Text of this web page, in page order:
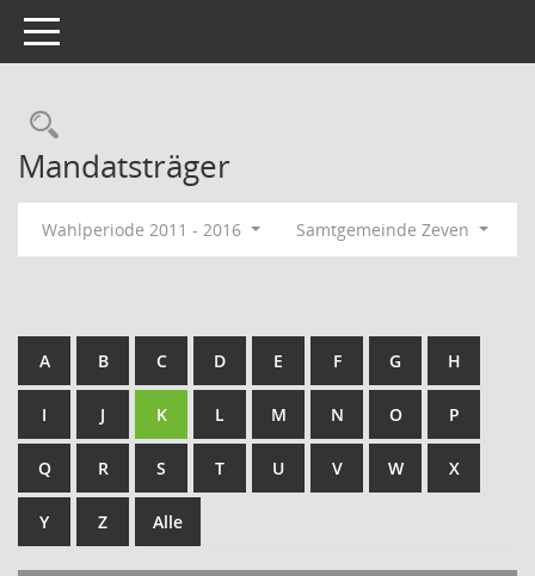
Toggle navigation
Rechercheauswahl
Mandatsträger
Wahlperiode 2011 - 2016 Samtgemeinde Zeven
A B C D E F G H
I J K L M N O P
Q R S T U V W X
Y Z Alle